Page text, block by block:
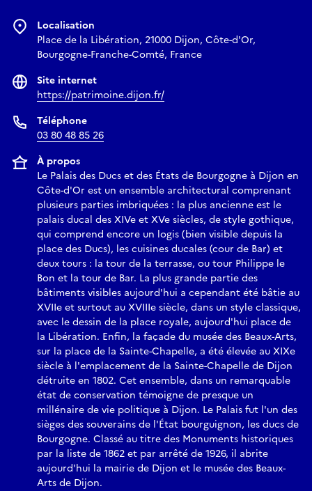
Localisation
Place de la Libération, 21000 Dijon, Côte-d'Or,
Bourgogne-Franche-Comté, France
Site internet
https://patrimoine.dijon.fr/
Téléphone
03 80 48 85 26
À propos
Le Palais des Ducs et des États de Bourgogne à Dijon en
Côte-d'Or est un ensemble architectural comprenant
plusieurs parties imbriquées : la plus ancienne est le
palais ducal des XIVe et XVe siècles, de style gothique,
qui comprend encore un logis (bien visible depuis la
place des Ducs), les cuisines ducales (cour de Bar) et
deux tours : la tour de la terrasse, ou tour Philippe le
Bon et la tour de Bar. La plus grande partie des
bâtiments visibles aujourd'hui a cependant été bâtie au
XVIIe et surtout au XVIIIe siècle, dans un style classique,
avec le dessin de la place royale, aujourd'hui place de
la Libération. Enfin, la façade du musée des Beaux-Arts,
sur la place de la Sainte-Chapelle, a été élevée au XIXe
siècle à l'emplacement de la Sainte-Chapelle de Dijon
détruite en 1802. Cet ensemble, dans un remarquable
état de conservation témoigne de presque un
millénaire de vie politique à Dijon. Le Palais fut l'un des
sièges des souverains de l'État bourguignon, les ducs de
Bourgogne. Classé au titre des Monuments historiques
par la liste de 1862 et par arrêté de 1926, il abrite
aujourd'hui la mairie de Dijon et le musée des Beaux-
Arts de Dijon.